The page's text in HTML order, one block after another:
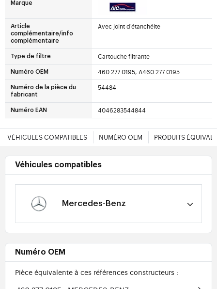
Marque
Article
complémentaire/info
complémentaire
Avec joint d'étanchéite
Type de filtre Cartouche filtrante
Numéro OEM 460 277 0195, A460 277 0195
Numéro de la pièce du
fabricant
54484
Numéro EAN 4046283544844
VÉHICULES COMPATIBLES NUMÉRO OEM PRODUITS
Véhicules compatibles
Mercedes-Benz
Numéro OEM
Pièce équivalente à ces références constructeurs :